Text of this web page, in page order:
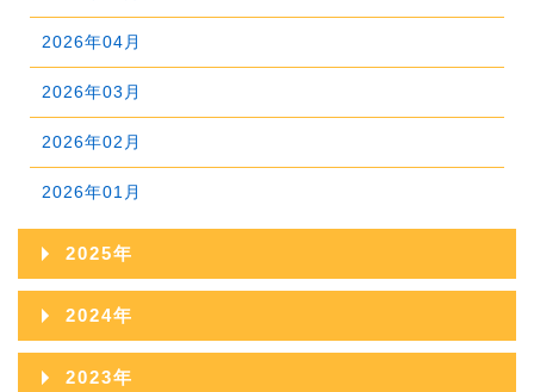
2026年04月
2026年03月
2026年02月
2026年01月
2025年
2025年12月
2025年11月
2024年
2024年12月
2023年